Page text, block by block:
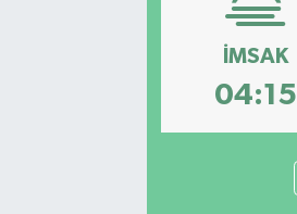
İMSAK
04:15